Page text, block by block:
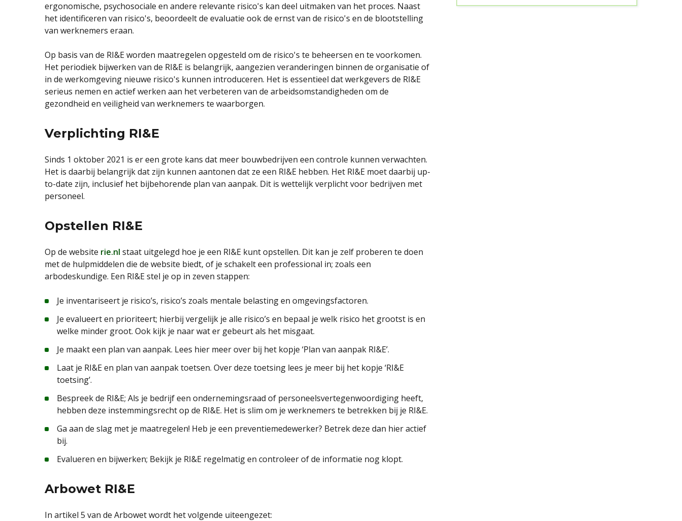
ergonomische, psychosociale en andere relevante risico's kan deel uitmaken van het proces. Naast
het identificeren van risico's, beoordeelt de evaluatie ook de ernst van de risico's en de blootstelling
van werknemers eraan.
Op basis van de RI&E worden maatregelen opgesteld om de risico's te beheersen en te voorkomen.
Het periodiek bijwerken van de RI&E is belangrijk, aangezien veranderingen binnen de organisatie of
in de werkomgeving nieuwe risico's kunnen introduceren. Het is essentieel dat werkgevers de RI&E
serieus nemen en actief werken aan het verbeteren van de arbeidsomstandigheden om de
gezondheid en veiligheid van werknemers te waarborgen.
Verplichting RI&E
Sinds 1 oktober 2021 is er een grote kans dat meer bouwbedrijven een controle kunnen verwachten.
Het is daarbij belangrijk dat zijn kunnen aantonen dat ze een RI&E hebben. Het RI&E moet daarbij up-
to-date zijn, inclusief het bijbehorende plan van aanpak. Dit is wettelijk verplicht voor bedrijven met
personeel.
Opstellen RI&E
Op de website rie.nl staat uitgelegd hoe je een RI&E kunt opstellen. Dit kan je zelf proberen te doen
met de hulpmiddelen die de website biedt, of je schakelt een professional in; zoals een
arbodeskundige. Een RI&E stel je op in zeven stappen:
Je inventariseert je risico’s, risico’s zoals mentale belasting en omgevingsfactoren.
Je evalueert en prioriteert; hierbij vergelijk je alle risico’s en bepaal je welk risico het grootst is en
welke minder groot. Ook kijk je naar wat er gebeurt als het misgaat.
Je maakt een plan van aanpak. Lees hier meer over bij het kopje ‘Plan van aanpak RI&E’.
Laat je RI&E en plan van aanpak toetsen. Over deze toetsing lees je meer bij het kopje ‘RI&E
toetsing’.
Bespreek de RI&E; Als je bedrijf een ondernemingsraad of personeelsvertegenwoordiging heeft,
hebben deze instemmingsrecht op de RI&E. Het is slim om je werknemers te betrekken bij je RI&E.
Ga aan de slag met je maatregelen! Heb je een preventiemedewerker? Betrek deze dan hier actief
bij.
Evalueren en bijwerken; Bekijk je RI&E regelmatig en controleer of de informatie nog klopt.
Arbowet RI&E
In artikel 5 van de Arbowet wordt het volgende uiteengezet: